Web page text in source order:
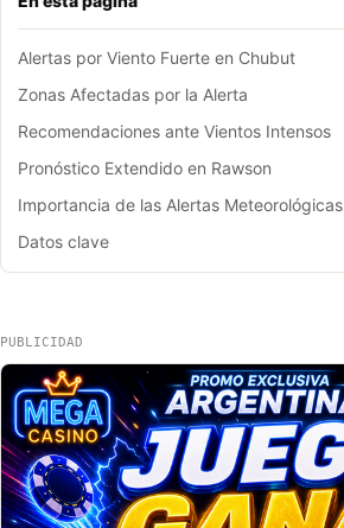
Alertas por Viento Fuerte en Chubut
Zonas Afectadas por la Alerta
Recomendaciones ante Vientos Intensos
Pronóstico Extendido en Rawson
Importancia de las Alertas Meteorológicas
Datos clave
PUBLICIDAD